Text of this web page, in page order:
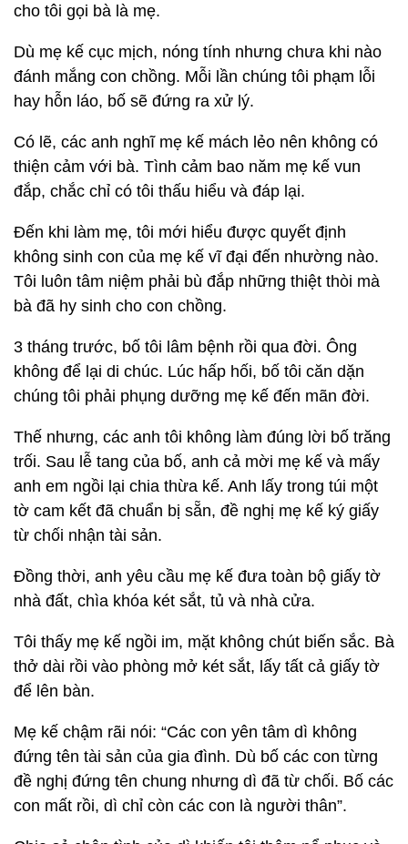
cho tôi gọi bà là mẹ.
Dù mẹ kế cục mịch, nóng tính nhưng chưa khi nào
đánh mắng con chồng. Mỗi lần chúng tôi phạm lỗi
hay hỗn láo, bố sẽ đứng ra xử lý.
Có lẽ, các anh nghĩ mẹ kế mách lẻo nên không có
thiện cảm với bà. Tình cảm bao năm mẹ kế vun
đắp, chắc chỉ có tôi thấu hiểu và đáp lại.
Đến khi làm mẹ, tôi mới hiểu được quyết định
không sinh con của mẹ kế vĩ đại đến nhường nào.
Tôi luôn tâm niệm phải bù đắp những thiệt thòi mà
bà đã hy sinh cho con chồng.
3 tháng trước, bố tôi lâm bệnh rồi qua đời. Ông
không để lại di chúc. Lúc hấp hối, bố tôi căn dặn
chúng tôi phải phụng dưỡng mẹ kế đến mãn đời.
Thế nhưng, các anh tôi không làm đúng lời bố trăng
trối. Sau lễ tang của bố, anh cả mời mẹ kế và mấy
anh em ngồi lại chia thừa kế. Anh lấy trong túi một
tờ cam kết đã chuẩn bị sẵn, đề nghị mẹ kế ký giấy
từ chối nhận tài sản.
Đồng thời, anh yêu cầu mẹ kế đưa toàn bộ giấy tờ
nhà đất, chìa khóa két sắt, tủ và nhà cửa.
Tôi thấy mẹ kế ngồi im, mặt không chút biến sắc. Bà
thở dài rồi vào phòng mở két sắt, lấy tất cả giấy tờ
để lên bàn.
Mẹ kế chậm rãi nói: “Các con yên tâm dì không
đứng tên tài sản của gia đình. Dù bố các con từng
đề nghị đứng tên chung nhưng dì đã từ chối. Bố các
con mất rồi, dì chỉ còn các con là người thân”.